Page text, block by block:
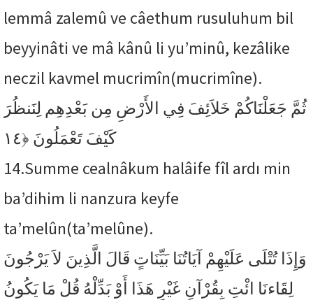
lemmâ zalemû ve câethum rusuluhum bil
beyyinâti ve mâ kânû li yu’minû, kezâlike
neczil kavmel mucrimîn(mucrimîne).
ثُمَّ جَعَلْنَاكُمْ خَلاَئِفَ فِي الأَرْضِ مِن بَعْدِهِم لِنَنظُرَ
كَيْفَ تَعْمَلُونَ ﴿١٤
14.Summe cealnâkum halâife fîl ardı min
ba’dihim li nanzura keyfe
ta’melûn(ta’melûne).
وَإِذَا تُتْلَى عَلَيْهِمْ آيَاتُنَا بَيِّنَاتٍ قَالَ الَّذِينَ لاَ يَرْجُونَ
لِقَاءنَا ائْتِ بِقُرْآنٍ غَيْرِ هَذَا أَوْ بَدِّلْهُ قُلْ مَا يَكُونُ